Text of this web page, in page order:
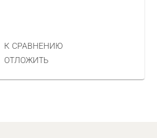
К СРАВНЕНИЮ
ОТЛОЖИТЬ